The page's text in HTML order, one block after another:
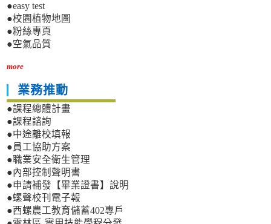
●easy test
●校園植物地圖
●粉絲專頁
●空氣品質
more
業務推動
●課程總體計畫
●課程諮詢
●中途離校填報
●員工協助方案
●職業安全衛生管理
●內部控制聲明書
●申請補發【畢業證書】說明
●螺聲校刊電子報
●西螺農工教育儲蓄402專戶